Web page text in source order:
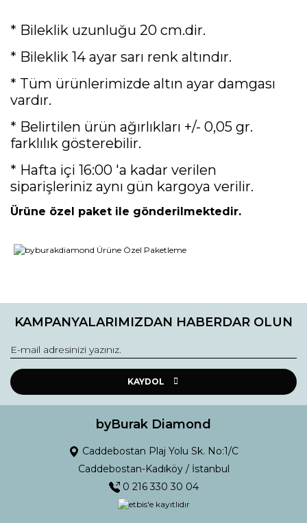
* Bileklik uzunluğu 20 cm.dir.
* Bileklik 14 ayar sarı renk altındır.
* Tüm ürünlerimizde altın ayar damgası
vardır.
* Belirtilen ürün ağırlıkları +/- 0,05 gr.
farklılık gösterebilir.
* Hafta içi 16:00 'a kadar verilen
siparişleriniz aynı gün kargoya verilir.
Ürüne özel paket ile gönderilmektedir.
konularda yetersiz gördüğünüz noktaları öneri formunu
Görüş ve önerileriniz için teşekkür ederiz.
Ürün resmi kalitesiz, bozuk veya görüntülenemiyor.
Ürün açıklamasında eksik bilgiler bulunuyor.
Ürün fiyatı diğer sitelerden daha pahalı.
KAMPANYALARIMIZDAN HABERDAR OLUN
KAYDOL
byBurak Diamond
Caddebostan Plaj Yolu Sk. No:1/C
Caddebostan-Kadıköy / İstanbul
0 216 330 30 04